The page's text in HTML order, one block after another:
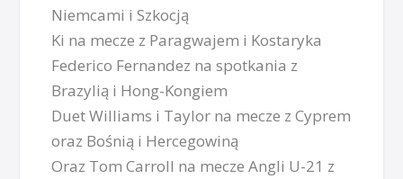
Niemcami i Szkocją
Ki na mecze z Paragwajem i Kostaryka
Federico Fernandez na spotkania z
Brazylią i Hong-Kongiem
Duet Williams i Taylor na mecze z Cyprem
oraz Bośnią i Hercegowiną
Oraz Tom Carroll na mecze Angli U-21 z